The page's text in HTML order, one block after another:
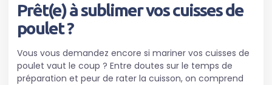
Prêt(e) à sublimer vos cuisses de
poulet ?
Vous vous demandez encore si mariner vos cuisses de
poulet vaut le coup ? Entre doutes sur le temps de
préparation et peur de rater la cuisson, on comprend